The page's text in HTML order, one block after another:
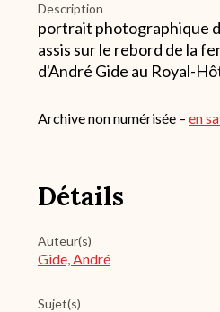
Description
portrait photographique
assis sur le rebord de la
d'André Gide au Royal-
Archive non numérisée – en
Détails
Auteur(s)
Gide, André
Sujet(s)